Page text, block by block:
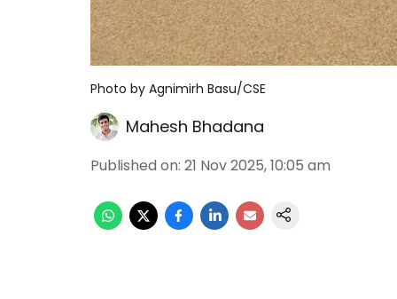
Photo by Agnimirh Basu/CSE
Mahesh Bhadana
Published on: 21 Nov 2025, 10:05 am